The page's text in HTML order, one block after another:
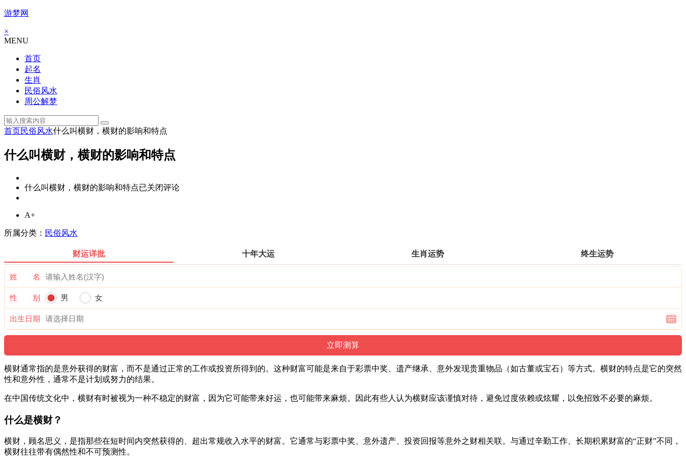
游梦网
×
MENU
首页
起名
生肖
民俗风水
周公解梦
首页民俗风水什么叫横财，横财的影响和特点
什么叫横财，横财的影响和特点
什么叫横财，横财的影响和特点已关闭评论
A+
所属分类： 民俗风水
财运详批 十年大运 生肖运势 终生运势
姓 名
性 别 男 女
出生日期
横财通常指的是意外获得的财富，而不是通过正常的工作或投资所得到的。这种财富可能是来自于彩票中奖、遗产继承、意外发现贵重物品（如古董或宝石）等方式。横财的特点是它的突然
性和意外性，通常不是计划或努力的结果。
在中国传统文化中，横财有时被视为一种不稳定的财富，因为它可能带来好运，也可能带来麻烦。因此有些人认为横财应该谨慎对待，避免过度依赖或炫耀，以免招致不必要的麻烦。
什么是横财？
横财，顾名思义，是指那些在短时间内突然获得的、超出常规收入水平的财富。它通常与彩票中奖、意外遗产、投资回报等意外之财相关联。与通过辛勤工作、长期积累财富的“正财”不同，
横财往往带有偶然性和不可预测性。